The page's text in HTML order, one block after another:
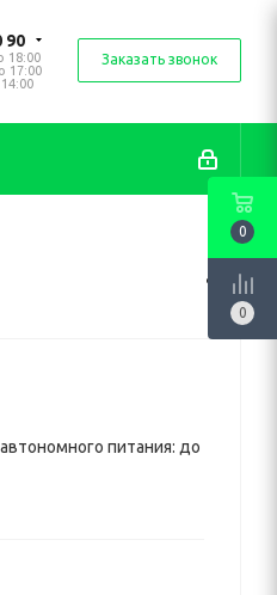
90
18:00
17:00
Заказать звонок
питания: до
0
0